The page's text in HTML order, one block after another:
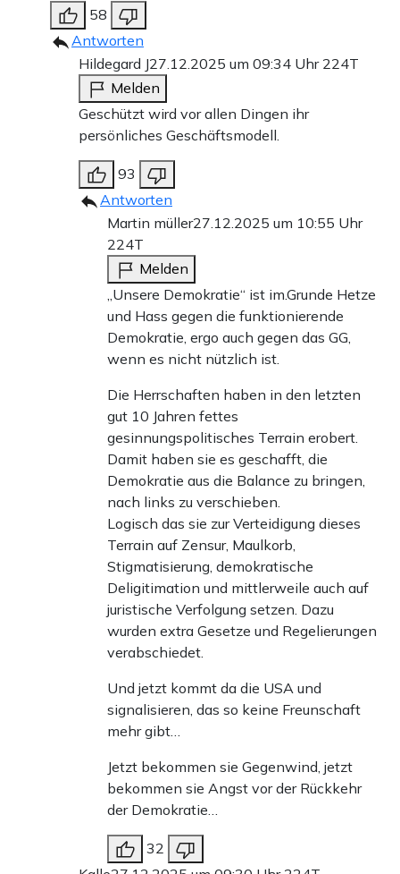
58
Antworten
Hildegard J27.12.2025 um 09:34 Uhr 224T
Melden
Geschützt wird vor allen Dingen ihr
persönliches Geschäftsmodell.
93
Antworten
Martin müller27.12.2025 um 10:55 Uhr
224T
Melden
„Unsere Demokratie“ ist im.Grunde Hetze
und Hass gegen die funktionierende
Demokratie, ergo auch gegen das GG,
wenn es nicht nützlich ist.
Die Herrschaften haben in den letzten
gut 10 Jahren fettes
gesinnungspolitisches Terrain erobert.
Damit haben sie es geschafft, die
Demokratie aus die Balance zu bringen,
nach links zu verschieben.
Logisch das sie zur Verteidigung dieses
Terrain auf Zensur, Maulkorb,
Stigmatisierung, demokratische
Deligitimation und mittlerweile auch auf
juristische Verfolgung setzen. Dazu
wurden extra Gesetze und Regelierungen
verabschiedet.
Und jetzt kommt da die USA und
signalisieren, das so keine Freunschaft
mehr gibt…
Jetzt bekommen sie Gegenwind, jetzt
bekommen sie Angst vor der Rückkehr
der Demokratie…
32